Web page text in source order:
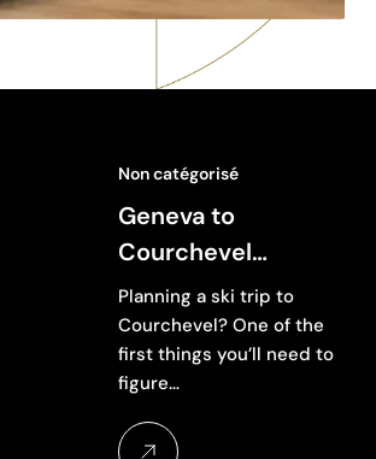
Non catégorisé
Geneva to
Courchevel
Transfer: Best Ways
to Travel (2026
Guide)
Planning a ski trip to
Courchevel? One of the
first things you’ll need to
figure…